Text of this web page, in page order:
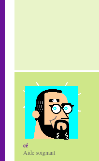
cé
Aide soignant